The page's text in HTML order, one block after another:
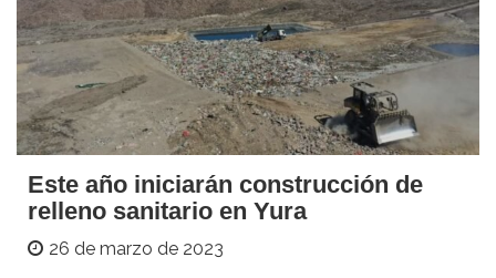
Este año iniciarán construcción de
relleno sanitario en Yura
26 de marzo de 2023